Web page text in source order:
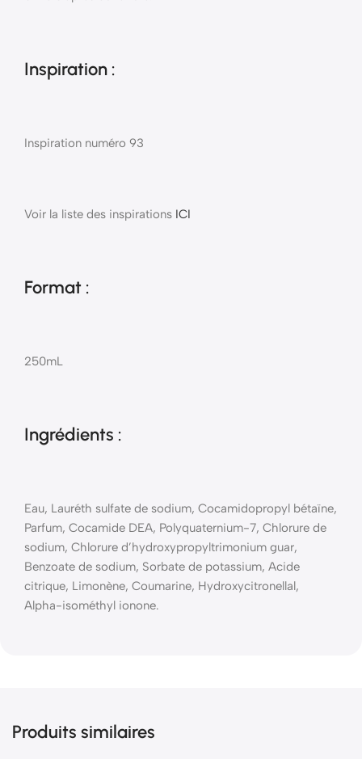
Inspiration :
Inspiration numéro 93
Voir la liste des inspirations ICI
Format :
250mL
Ingrédients :
Eau, Lauréth sulfate de sodium, Cocamidopropyl bétaïne,
Parfum, Cocamide DEA, Polyquaternium-7, Chlorure de
sodium, Chlorure d’hydroxypropyltrimonium guar,
Benzoate de sodium, Sorbate de potassium, Acide
citrique, Limonène, Coumarine, Hydroxycitronellal,
Alpha-isométhyl ionone.
Produits similaires